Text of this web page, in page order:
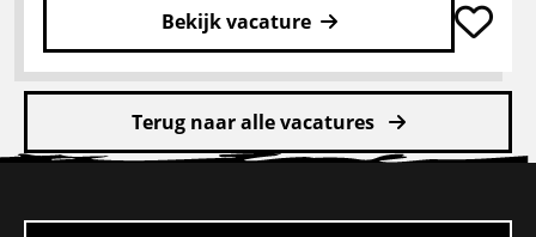
Bekijk vacature
Lees
meer
Rangeerder
Terug naar alle vacatures
footer